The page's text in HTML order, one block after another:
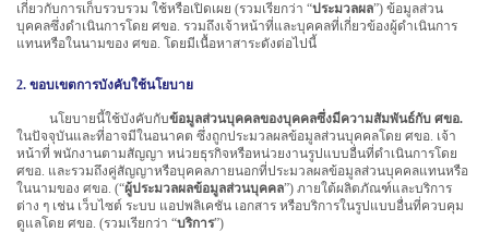
เกี่ยวกับการเก็บรวบรวม ใช้หรือเปิดเผย (รวมเรียกว่า “ประมวลผล”) ข้อมูลส่วน
บุคคลซึ่งดำเนินการโดย ศขอ. รวมถึงเจ้าหน้าที่และบุคคลที่เกี่ยวข้องผู้ดำเนินการ
แทนหรือในนามของ ศขอ. โดยมีเนื้อหาสาระดังต่อไปนี้
2. ขอบเขตการบังคับใช้นโยบาย
นโยบายนี้ใช้บังคับกับข้อมูลส่วนบุคคลของบุคคลซึ่งมีความสัมพันธ์กับ ศขอ.
ในปัจจุบันและที่อาจมีในอนาคต ซึ่งถูกประมวลผลข้อมูลส่วนบุคคลโดย ศขอ. เจ้า
หน้าที่ พนักงานตามสัญญา หน่วยธุรกิจหรือหน่วยงานรูปแบบอื่นที่ดำเนินการโดย
ศขอ. และรวมถึงคู่สัญญาหรือบุคคลภายนอกที่ประมวลผลข้อมูลส่วนบุคคลแทนหรือ
ในนามของ ศขอ. (“ผู้ประมวลผลข้อมูลส่วนบุคคล”) ภายใต้ผลิตภัณฑ์และบริการ
ต่าง ๆ เช่น เว็บไซต์ ระบบ แอปพลิเคชัน เอกสาร หรือบริการในรูปแบบอื่นที่ควบคุม
ดูแลโดย ศขอ. (รวมเรียกว่า “บริการ”)